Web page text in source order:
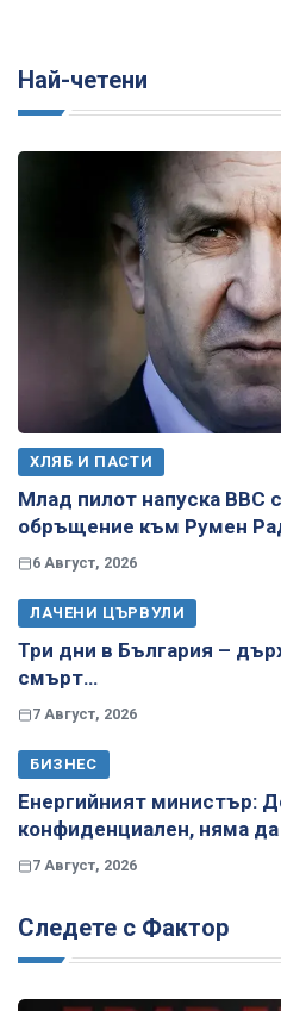
Най-четени
ХЛЯБ И ПАСТИ
Млад пилот напуска ВВС
обръщение към Румен
6 Август, 2026
ЛАЧЕНИ ЦЪРВУЛИ
Три дни в България –
смърт…
7 Август, 2026
БИЗНЕС
Енергийният министър:
конфиденциален, няма
7 Август, 2026
Следете с Фактор